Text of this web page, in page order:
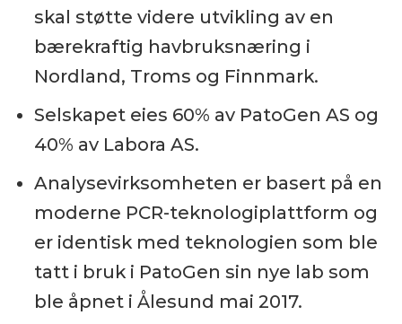
skal støtte videre utvikling av en
bærekraftig havbruksnæring i
Nordland, Troms og Finnmark.
Selskapet eies 60% av PatoGen AS og
40% av Labora AS.
Analysevirksomheten er basert på en
moderne PCR-teknologiplattform og
er identisk med teknologien som ble
tatt i bruk i PatoGen sin nye lab som
ble åpnet i Ålesund mai 2017.